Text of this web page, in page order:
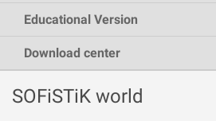
Educational Version
Download center
SOFiSTiK world